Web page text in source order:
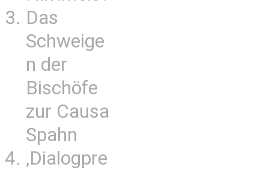
Das
Schweige
n der
Bischöfe
zur Causa
Spahn
‚Dialogpre